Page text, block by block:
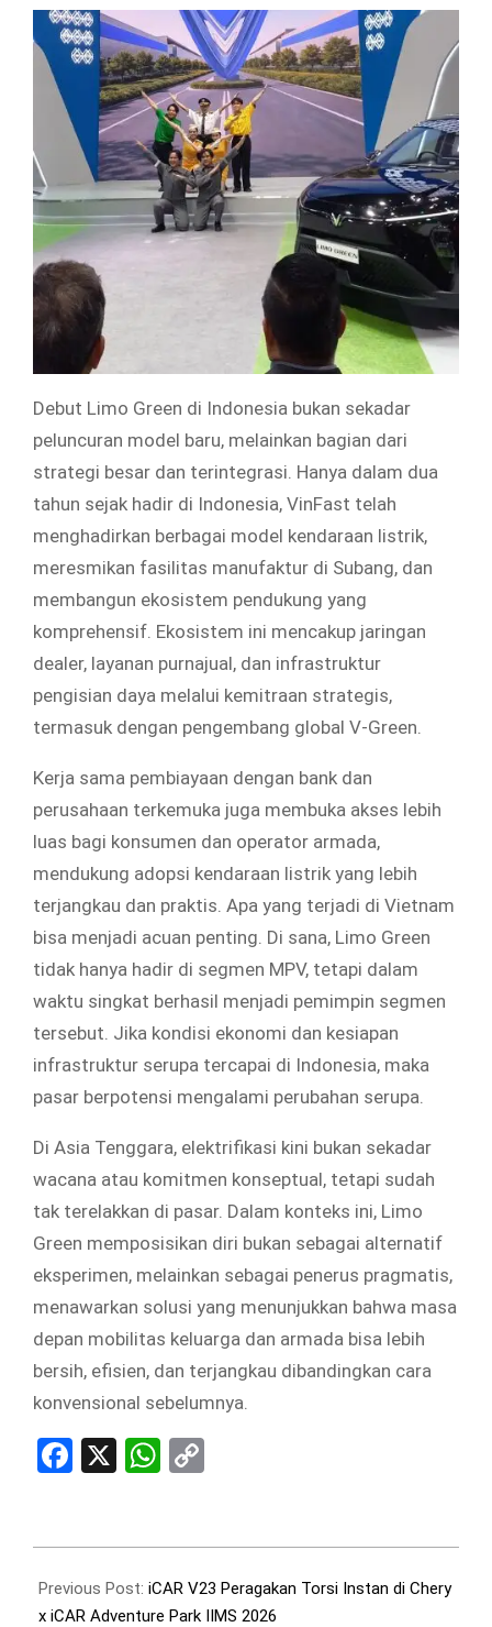
Debut Limo Green di Indonesia bukan sekadar
peluncuran model baru, melainkan bagian dari
strategi besar dan terintegrasi. Hanya dalam dua
tahun sejak hadir di Indonesia, VinFast telah
menghadirkan berbagai model kendaraan listrik,
meresmikan fasilitas manufaktur di Subang, dan
membangun ekosistem pendukung yang
komprehensif. Ekosistem ini mencakup jaringan
dealer, layanan purnajual, dan infrastruktur
pengisian daya melalui kemitraan strategis,
termasuk dengan pengembang global V-Green.
Kerja sama pembiayaan dengan bank dan
perusahaan terkemuka juga membuka akses lebih
luas bagi konsumen dan operator armada,
mendukung adopsi kendaraan listrik yang lebih
terjangkau dan praktis. Apa yang terjadi di Vietnam
bisa menjadi acuan penting. Di sana, Limo Green
tidak hanya hadir di segmen MPV, tetapi dalam
waktu singkat berhasil menjadi pemimpin segmen
tersebut. Jika kondisi ekonomi dan kesiapan
infrastruktur serupa tercapai di Indonesia, maka
pasar berpotensi mengalami perubahan serupa.
Di Asia Tenggara, elektrifikasi kini bukan sekadar
wacana atau komitmen konseptual, tetapi sudah
tak terelakkan di pasar. Dalam konteks ini, Limo
Green memposisikan diri bukan sebagai alternatif
eksperimen, melainkan sebagai penerus pragmatis,
menawarkan solusi yang menunjukkan bahwa masa
depan mobilitas keluarga dan armada bisa lebih
bersih, efisien, dan terjangkau dibandingkan cara
konvensional sebelumnya.
Facebook
X WhatsApp
02-
10
Previous Post: iCAR V23 Peragakan Torsi Instan di Chery
x iCAR Adventure Park IIMS 2026